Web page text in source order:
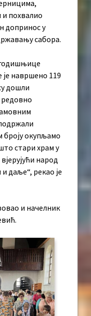
и похвалио
допринос у
сабора.
навршено 119
дошли
редовно
броју окупљамо
стари храм у
народ
даље“, рекао је
и начелник